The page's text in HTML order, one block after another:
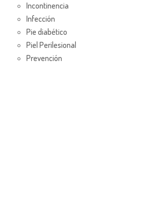
Incontinencia
Infección
Pie diabético
Piel Perilesional
Prevención